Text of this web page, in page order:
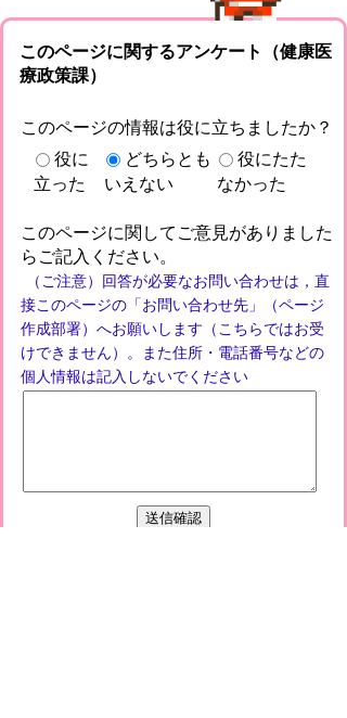
このページに関するアンケート（健康医
療政策課）
このページの情報は役に立ちましたか？
役に
立った
どちらとも
いえない
役にたた
なかった
このページに関してご意見がありました
らご記入ください。
（ご注意）回答が必要なお問い合わせは，直
接このページの「お問い合わせ先」（ページ
作成部署）へお願いします（こちらではお受
けできません）。また住所・電話番号などの
個人情報は記入しないでください